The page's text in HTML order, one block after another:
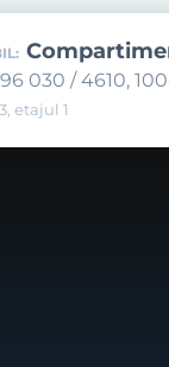
030 / 4610,
etajul 1